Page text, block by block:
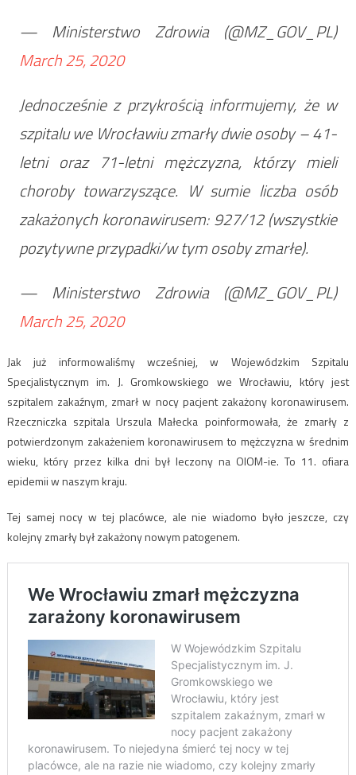
— Ministerstwo Zdrowia (@MZ_GOV_PL)
March 25, 2020
Jednocześnie z przykrością informujemy, że w
szpitalu we Wrocławiu zmarły dwie osoby – 41-
letni oraz 71-letni mężczyzna, którzy mieli
choroby towarzyszące. W sumie liczba osób
zakażonych koronawirusem: 927/12 (wszystkie
pozytywne przypadki/w tym osoby zmarłe).
— Ministerstwo Zdrowia (@MZ_GOV_PL)
March 25, 2020
Jak już informowaliśmy wcześniej, w Wojewódzkim Szpitalu
Specjalistycznym im. J. Gromkowskiego we Wrocławiu, który jest
szpitalem zakaźnym, zmarł w nocy pacjent zakażony koronawirusem.
Rzeczniczka szpitala Urszula Małecka poinformowała, że zmarły z
potwierdzonym zakażeniem koronawirusem to mężczyzna w średnim
wieku, który przez kilka dni był leczony na OIOM-ie. To 11. ofiara
epidemii w naszym kraju.
Tej samej nocy w tej placówce, ale nie wiadomo było jeszcze, czy
kolejny zmarły był zakażony nowym patogenem.